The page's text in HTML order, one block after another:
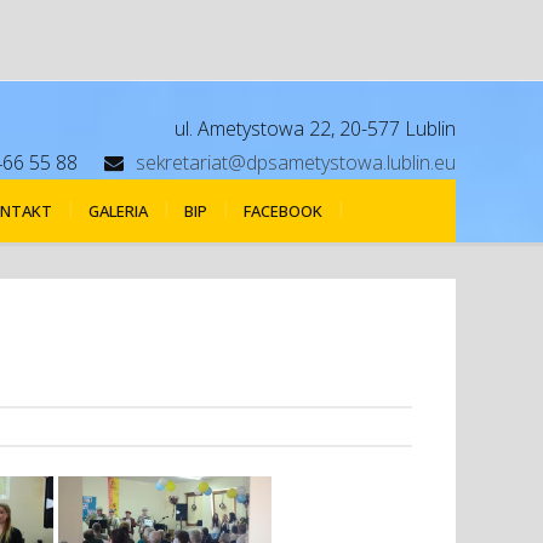
ul. Ametystowa 22, 20-577 Lublin
55 88
sekretariat@dpsametystowa.lublin.eu
GALERIA BIP FACEBOOK